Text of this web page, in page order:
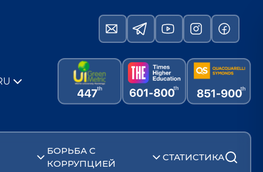
БОРЬБА С
КОРРУПЦИЕЙ
СТАТИСТИКА